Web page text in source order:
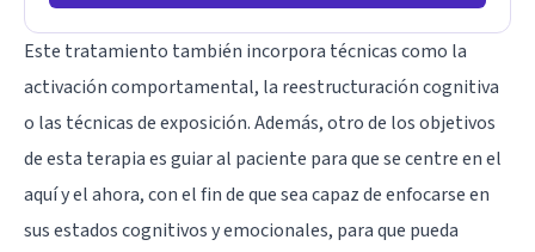
Este tratamiento también incorpora técnicas como la
activación comportamental, la reestructuración cognitiva
o las técnicas de exposición. Además, otro de los objetivos
de esta terapia es guiar al paciente para que se centre en el
aquí y el ahora, con el fin de que sea capaz de enfocarse en
sus estados cognitivos y emocionales, para que pueda